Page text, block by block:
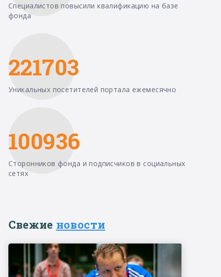
Специалистов повысили квалификацию на базе
фонда
221703
Уникальных посетителей портала ежемесячно
100936
Сторонников фонда и подписчиков в социальных
сетях
Свежие новости